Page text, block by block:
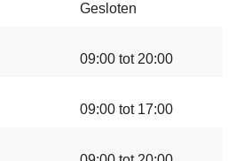
Gesloten
09:00 tot 20:00
09:00 tot 17:00